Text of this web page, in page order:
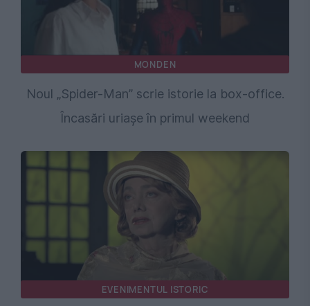
MONDEN
Noul „Spider-Man” scrie istorie la box-office.
Încasări uriașe în primul weekend
EVENIMENTUL ISTORIC